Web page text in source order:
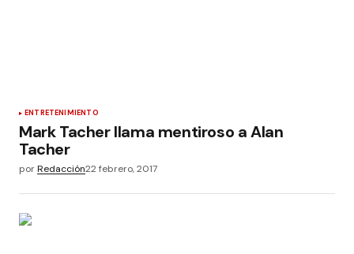
ENTRETENIMIENTO
Mark Tacher llama mentiroso a Alan
Tacher
porRedacción22 febrero, 2017